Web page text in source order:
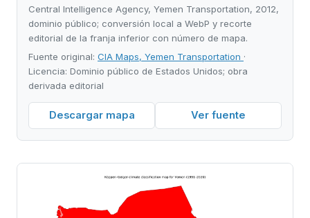
Central Intelligence Agency, Yemen Transportation, 2012,
dominio público; conversión local a WebP y recorte
editorial de la franja inferior con número de mapa.
Fuente original: CIA Maps, Yemen Transportation ·
Licencia: Dominio público de Estados Unidos; obra
derivada editorial
Descargar mapa Ver fuente